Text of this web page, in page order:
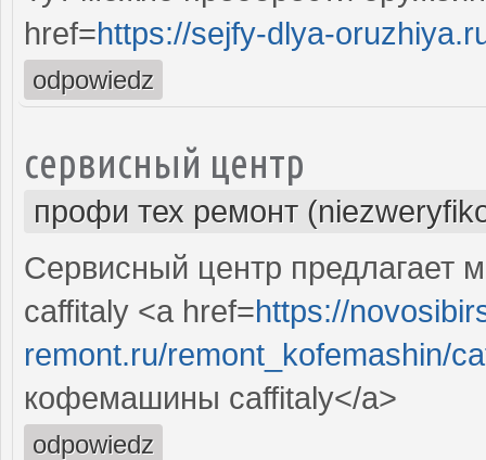
href=https://sejfy-dlya-
odpowiedz
сервисный центр
профи тех ремонт
Сервисный центр предлагает
caffitaly <a href=https://
remont.ru/remont_kofemashin/
кофемашины caffitaly</a>
odpowiedz